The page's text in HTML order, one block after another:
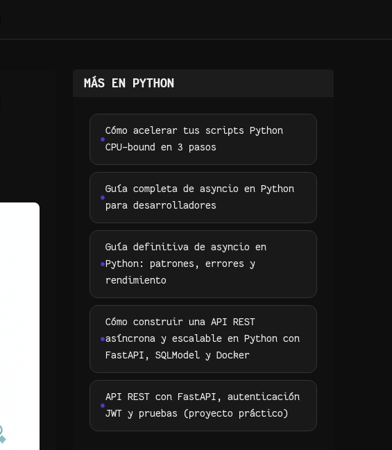
MÁS EN PYTHON
Cómo acelerar tus scripts Python
CPU-bound en 3 pasos
Guía completa de asyncio en Python
para desarrolladores
Guía definitiva de asyncio en
Python: patrones, errores y
rendimiento
Cómo construir una API REST
asíncrona y escalable en Python con
FastAPI, SQLModel y Docker
API REST con FastAPI, autenticación
JWT y pruebas (proyecto práctico)